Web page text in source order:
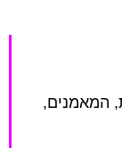
המאמנים,